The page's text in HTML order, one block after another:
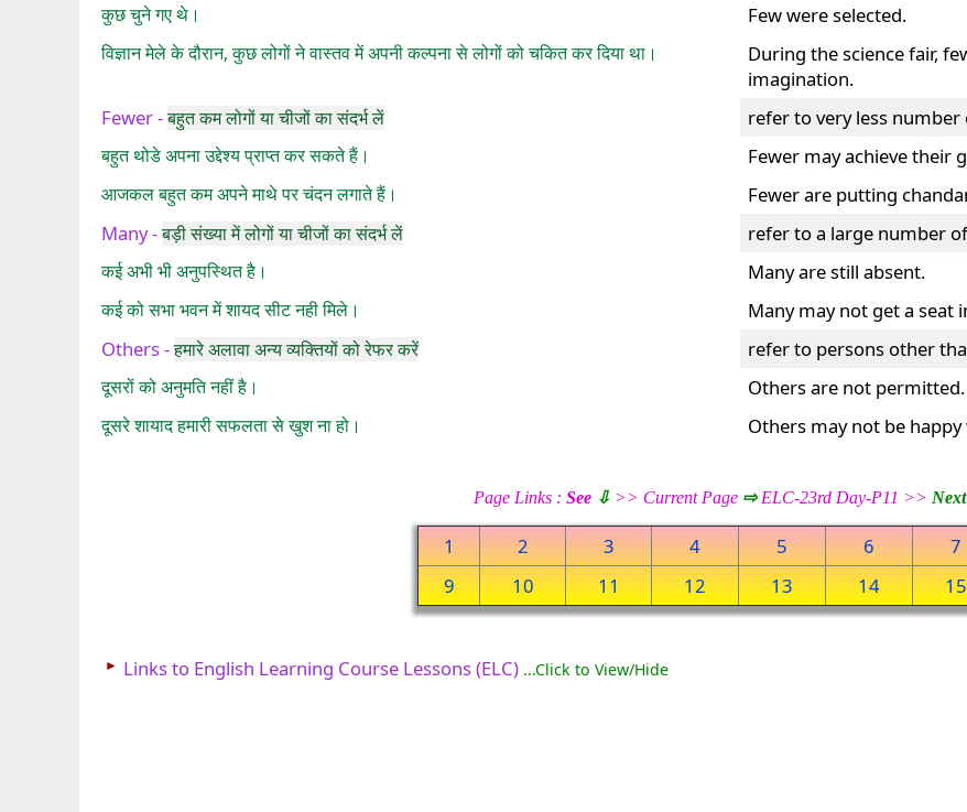
कुछ चुने गए थे। Few were selected.
विज्ञान मेले के दौरान, कुछ लोगों ने वास्तव में अपनी कल्पना से लोगों को चकित कर दिया था।
During the science fair,
imagination.
Fewer -बहुत कम लोगों या चीजों का संदर्भ लें refer to very less
बहुत थोडे अपना उद्देश्य प्राप्त कर सकते हैं। Fewer may achieve their
आजकल बहुत कम अपने माथे पर चंदन लगाते हैं।
Fewer are putting
Many -बड़ी संख्या में लोगों या चीजों का संदर्भ लें refer to a large number
कई अभी भी अनुपस्थित है। Many are still absent.
कई को सभा भवन में शायद सीट नही मिले।
Many may not get a seat
Others -हमारे अलावा अन्य व्यक्तियों को रेफर करें refer to persons other
दूसरों को अनुमति नहीं है। Others are not permitted.
दूसरे शायाद हमारी सफलता से खुश ना हो। Others may not be
Page Links : See ⇩ >> Current Page ⇨ELC-23rd Day-P11 >>
1 2 3 4 5 6 7
9
10 11 12 13 14 15
► Links to English Learning Course Lessons (ELC) ...Click to View/Hide